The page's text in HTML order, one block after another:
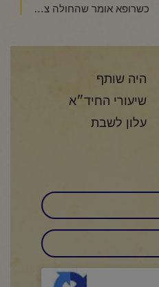
כשרופא אומר שהחולה צריך לאכול והחולה טוען שלא צריך כיצד ינהגו
היה שותף
שיעורי החיד״א
עלון לשבת